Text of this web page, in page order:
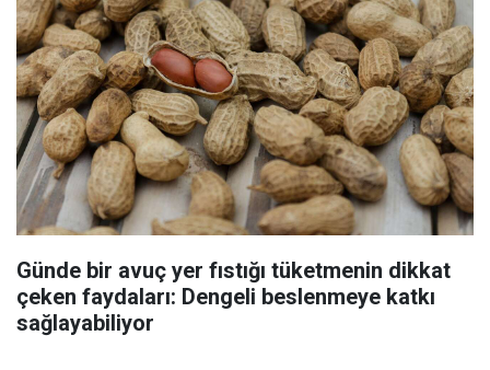
Günde bir avuç yer fıstığı tüketmenin dikkat
çeken faydaları: Dengeli beslenmeye katkı
sağlayabiliyor